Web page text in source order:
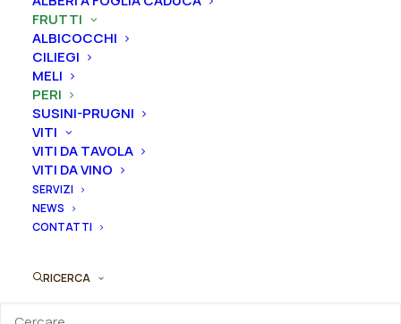
FRUTTI
ALBICOCCHI
CILIEGI
MELI
PERI
SUSINI-PRUGNI
VITI
VITI DA TAVOLA
VITI DA VINO
SERVIZI
NEWS
CONTATTI
RICERCA
Svuota
Pero
"Conference"
quantità
Ordina subito questo prodotto!
Puoi acquistare ora questo prodotto contattandoci e
indicando la dimensione del vaso desiderata e la